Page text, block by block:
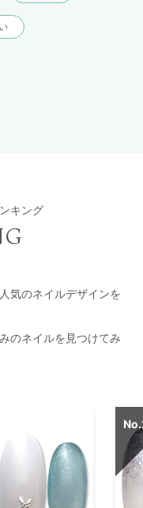
キング
気のネイルデザインを
のネイルを見つけてみ